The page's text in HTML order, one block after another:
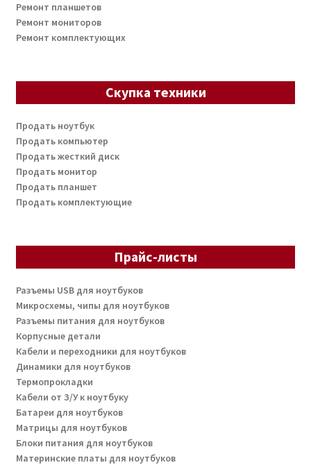
Ремонт планшетов
Ремонт мониторов
Ремонт комплектующих
Скупка техники
Продать ноутбук
Продать компьютер
Продать жесткий диск
Продать монитор
Продать планшет
Продать комплектующие
Прайс-листы
Разъемы USB для ноутбуков
Микросхемы, чипы для ноутбуков
Разъемы питания для ноутбуков
Корпусные детали
Кабели и переходники для ноутбуков
Динамики для ноутбуков
Термопрокладки
Кабели от З/У к ноутбуку
Батареи для ноутбуков
Матрицы для ноутбуков
Блоки питания для ноутбуков
Материнские платы для ноутбуков